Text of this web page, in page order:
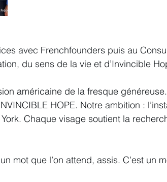
avec Frenchfounders puis au
du sens de la vie et d’Invincible
américaine de la fresque
HOPE. Notre ambition :
Chaque visage soutient la
mot que l’on attend, assis. C’est un